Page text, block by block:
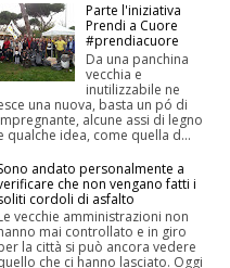
Parte l'iniziativa
Prendi a Cuore
#prendiacuore
Da una panchina
vecchia e
inutilizzabile ne
una nuova, basta un pó di
alcune assi di legno
qualche idea, come quella d...
andato personalmente a
che non vengano fatti i
cordoli di asfalto
vecchie amministrazioni non
mai controllato e in giro
la città si può ancora vedere
che ci hanno lasciato. Oggi